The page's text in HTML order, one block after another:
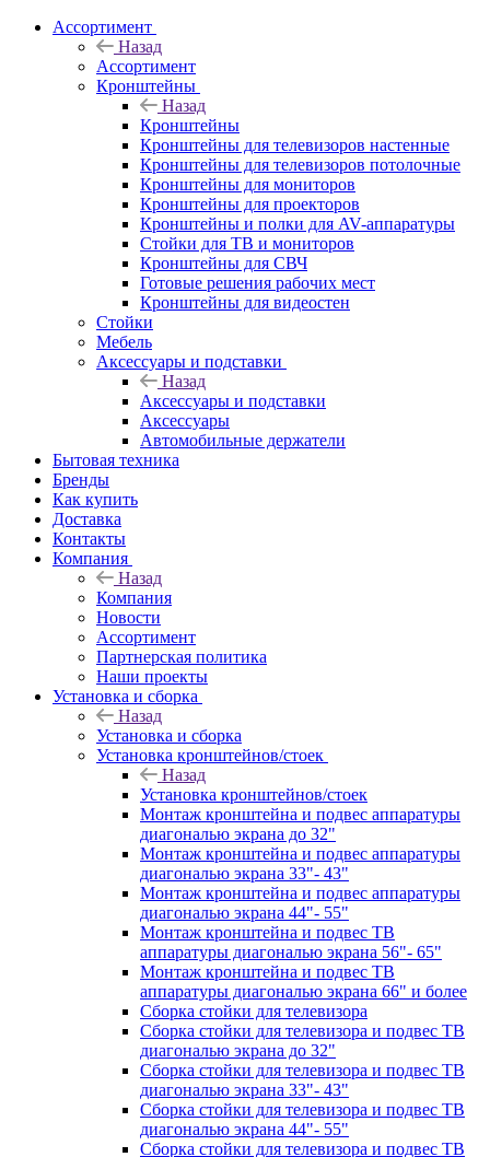
Ассортимент
Назад
Ассортимент
Кронштейны
Назад
Кронштейны
Кронштейны для телевизоров настенные
Кронштейны для телевизоров потолочные
Кронштейны для мониторов
Кронштейны для проекторов
Кронштейны и полки для AV-аппаратуры
Стойки для ТВ и мониторов
Кронштейны для СВЧ
Готовые решения рабочих мест
Кронштейны для видеостен
Стойки
Мебель
Аксессуары и подставки
Назад
Аксессуары и подставки
Аксессуары
Автомобильные держатели
Бытовая техника
Бренды
Как купить
Доставка
Контакты
Компания
Назад
Компания
Новости
Ассортимент
Партнерская политика
Наши проекты
Установка и сборка
Назад
Установка и сборка
Установка кронштейнов/стоек
Назад
Установка кронштейнов/стоек
Монтаж кронштейна и подвес аппаратуры
диагональю экрана до 32"
Монтаж кронштейна и подвес аппаратуры
диагональю экрана 33"- 43"
Монтаж кронштейна и подвес аппаратуры
диагональю экрана 44"- 55"
Монтаж кронштейна и подвес ТВ
аппаратуры диагональю экрана 56"- 65"
Монтаж кронштейна и подвес ТВ
аппаратуры диагональю экрана 66" и более
Сборка стойки для телевизора
Сборка стойки для телевизора и подвес ТВ
диагональю экрана до 32"
Сборка стойки для телевизора и подвес ТВ
диагональю экрана 33"- 43"
Сборка стойки для телевизора и подвес ТВ
диагональю экрана 44"- 55"
Сборка стойки для телевизора и подвес ТВ